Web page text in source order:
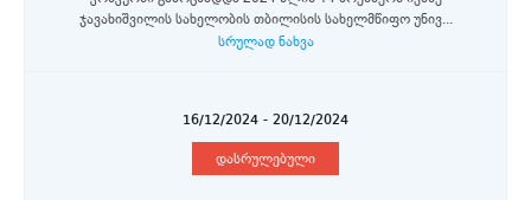
ჯავახიშვილის სახელობის თბილისის სახელმწიფო უნივ...
სრულად ნახვა
16/12/2024 - 20/12/2024
დასრულებული